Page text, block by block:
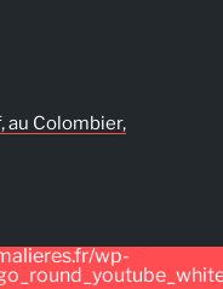
au Colombier,
wp-